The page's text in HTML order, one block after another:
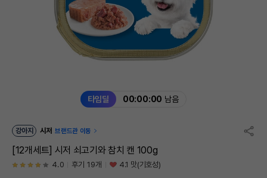
타임딜 00:00:00 남음
강아지 시저 브랜드관 이동
[12개세트] 시저 쇠고기와 참치 캔 100g
4.0 후기 19개 4.1 맛(기호성)